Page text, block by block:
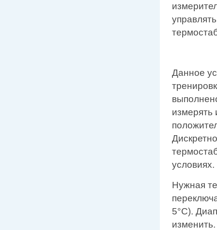
Данное
измерять
условиях.
Нужная
5°С).
изменить.